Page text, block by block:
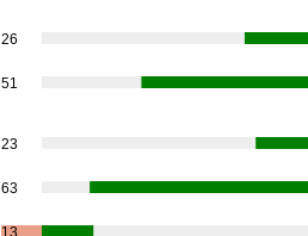
26
51
23
63
13